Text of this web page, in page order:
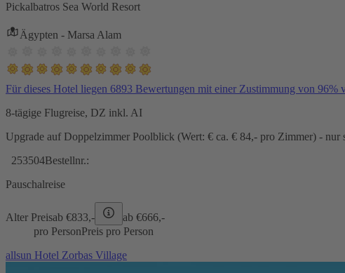
Pickalbatros Sea World Resort
Ägypten - Marsa Alam
Für dieses Hotel liegen 6893 Bewertungen mit einer Zustimmung von 96%
8-tägige Flugreise, DZ inkl. AI
Upgrade auf Doppelzimmer Poolblick (Wert: € ca. € 84,- pro Zimmer) - nur
253504Bestellnr.:
Pauschalreise
Alter Preisab €833,- ab €666,-
pro PersonPreis pro Person
allsun Hotel Zorbas Village